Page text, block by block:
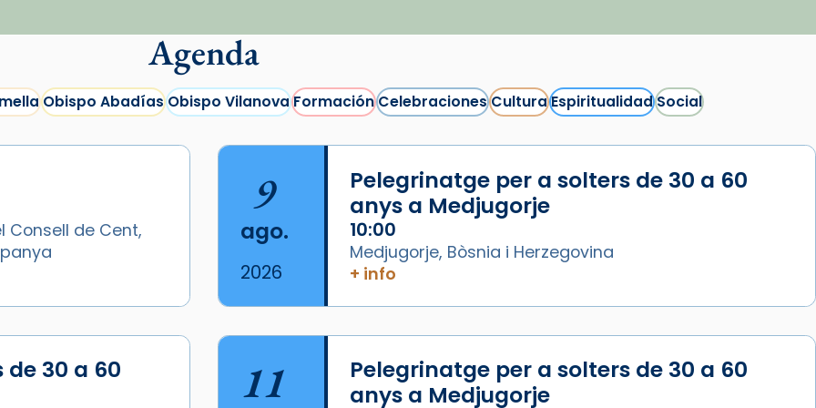
Cargar más...
Agenda
Obispo AbadíasObispo VilanovaFormaciónCelebracionesCulturaEspiritualidadSocial
Consell de Cent,
9
ago.
2026
Pelegrinatge per a solters de 30 a 60
anys a Medjugorje
10:00
Medjugorje, Bòsnia i Herzegovina
+ info
30 a 60
11
Pelegrinatge per a solters de 30 a 60
anys a Medjugorje